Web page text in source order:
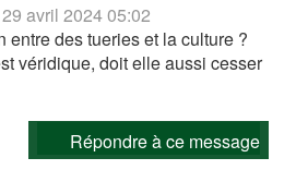
29 avril 2024 05:02
entre des tueries et la culture ?
véridique, doit elle aussi cesser
Répondre à ce message